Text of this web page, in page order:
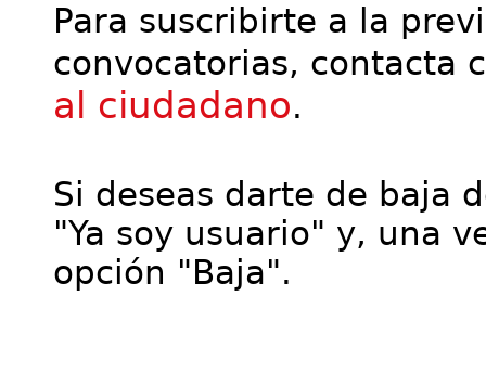
Para suscribirte a la
convocatorias, contacta
al ciudadano.
Si deseas darte de baja
"Ya soy usuario" y, una
opción "Baja".